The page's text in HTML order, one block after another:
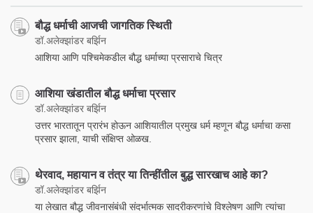
बौद्ध धर्माची आजची जागतिक स्थिती
डॉ.अलेक्झांडर बर्झिन
आशिया आणि पश्चिमेकडील बौद्ध धर्माच्या प्रसाराचे चित्र
आशिया खंडातील बौद्ध धर्माचा प्रसार
डॉ.अलेक्झांडर बर्झिन
उत्तर भारतातून प्रारंभ होऊन आशियातील प्रमुख धर्म म्हणून बौद्ध धर्माचा कसा
प्रसार झाला, याची संक्षिप्त ओळख.
थेरवाद, महायान व तंत्र या तिन्हींतील बुद्ध सारखाच आहे का?
डॉ.अलेक्झांडर बर्झिन
या लेखात बौद्ध जीवनासंबंधी संदर्भात्मक सादरीकरणांचे विश्लेषण आणि त्यांचा